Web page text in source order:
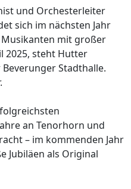
und Orchesterleiter
sich im nächsten Jahr
mit großer
2025, steht Hutter
Stadthalle.
an Tenorhorn und
– im kommenden Jahr
Jubiläen als Original